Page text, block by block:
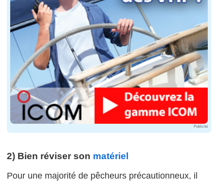
Publicité
2) Bien réviser son matériel
Pour une majorité de pêcheurs précautionneux, il